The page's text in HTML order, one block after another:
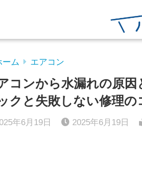
ム エアコン
コンから水漏れの原因
クと失敗しない修理の
年6月19日 2025年6月19日